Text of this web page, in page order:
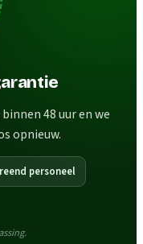
48 uur en we
opnieuw.
personeel